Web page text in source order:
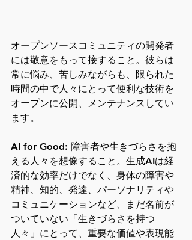
オープンソースコミュニティの開発者
には敬意をもって接すること。彼らは
常に悩み、苦しみながらも、限られた
時間の中で人々にとって便利な技術を
オープンに公開、メンテナンスしてい
ます。
AI for Good: 障害者や生きづらさを抱
える人々を想像すること。生成AIは経
済的な効率だけでなく、身体の障害や
精神、知的、発達、パーソナリティや
コミュニケーションなど、まだ名前が
ついていない「生きづらさを持つ
人々」にとって、重要な価値や表現能